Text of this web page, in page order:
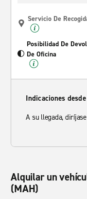
Servicio De
Posibilidad De
De Oficina
Indicaciones
A su llegada,
Alquilar un
(MAH)